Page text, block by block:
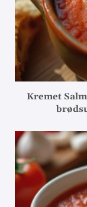
Kremet